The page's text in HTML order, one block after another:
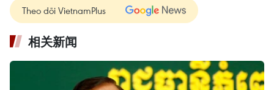
Theo dõi VietnamPlus
相关新闻